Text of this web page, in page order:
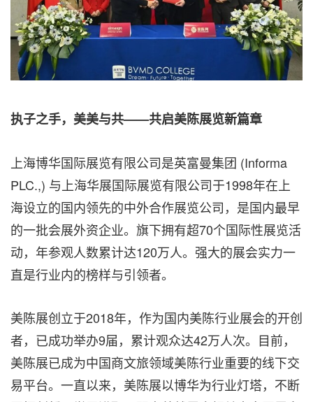
执子之手，美美与共——共启美陈展览新篇章
上海博华国际展览有限公司是英富曼集团 (Informa
PLC.,) 与上海华展国际展览有限公司于1998年在上
海设立的国内领先的中外合作展览公司，是国内最早
的一批会展外资企业。旗下拥有超70个国际性展览活
动，年参观人数累计达120万人。强大的展会实力一
直是行业内的榜样与引领者。
美陈展创立于2018年，作为国内美陈行业展会的开创
者，已成功举办9届，累计观众达42万人次。目前，
美陈展已成为中国商文旅领域美陈行业重要的线下交
易平台。一直以来，美陈展以博华为行业灯塔，不断